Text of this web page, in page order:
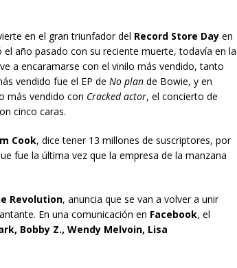
en el gran triunfador del Record Store Dayen
año pasado con su reciente muerte, todavía en la
a encaramarse con el vinilo más vendido, tanto
vendido fue el EP de No plande Bowie, y en
más vendido con Cracked actor, el concierto de
cinco caras.
Cook, dice tener 13 millones de suscriptores, por
fue la última vez que la empresa de la manzana
Revolution, anuncia que se van a volver a unir
En una comunicación en Facebook, el
Bobby Z., Wendy Melvoin, Lisa